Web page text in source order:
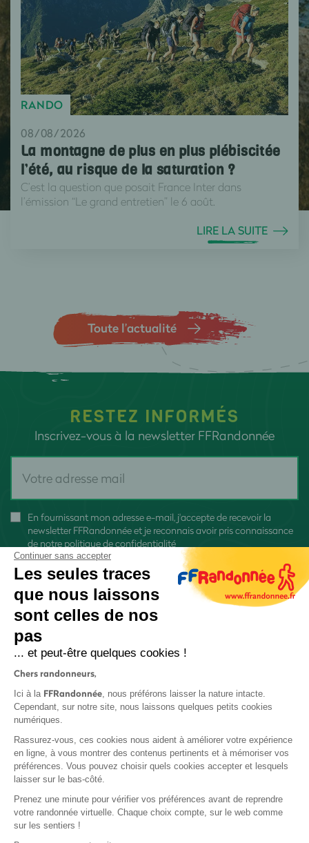
RANDO
08/08/2026
La montagne de plus en plus plébiscitée
l’été, au risque de la saturation ?
C’est la question que posait France Inter dans
l’émission “Le grand entretien” le 6 août.
LIRE LA SUITE
Toute l’actualité
RESTEZ INFORMÉS
Inscrivez-vous à la newsletter FFRandonnée
En fournissant mon adresse e-mail, j'accepte de recevoir la
newsletter FFRandonnée et je reconnais avoir pris connaissance
de notre politique de confidentialité
Protection des données
Politique de confidentialité
Continuer sans accepter
Les seules traces
que nous laissons
sont celles de nos
pas
... et peut-être quelques cookies !
Chers randonneurs,
Ici à la FFRandonnée, nous préférons laisser la nature intacte.
Cependant, sur notre site, nous laissons quelques petits cookies
numériques.
Rassurez-vous, ces cookies nous aident à améliorer votre expérience
en ligne, à vous montrer des contenus pertinents et à mémoriser vos
préférences. Vous pouvez choisir quels cookies accepter et lesquels
laisser sur le bas-côté.
Prenez une minute pour vérifier vos préférences avant de reprendre
votre randonnée virtuelle. Chaque choix compte, sur le web comme
sur les sentiers !